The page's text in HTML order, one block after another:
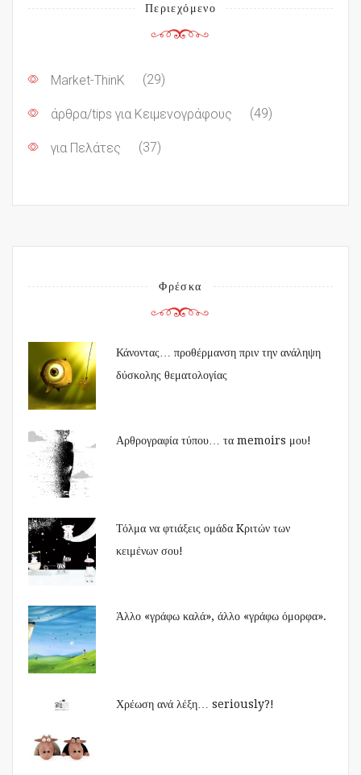
Περιεχόμενο
Market-ThinK (29)
άρθρα/tips για Κειμενογράφους (49)
για Πελάτες (37)
Φρέσκα
Κάνοντας… προθέρμανση πριν την ανάληψη
δύσκολης θεματολογίας
Αρθρογραφία τύπου… τα memoirs μου!
Τόλμα να φτιάξεις ομάδα Kριτών των
κειμένων σου!
Άλλο «γράφω καλά», άλλο «γράφω όμορφα».
Χρέωση ανά λέξη… seriously?!